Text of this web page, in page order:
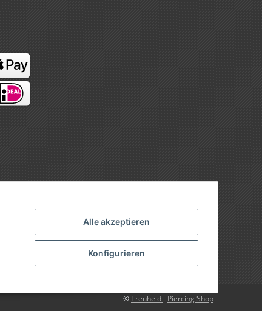
Alle akzeptieren
Konfigurieren
©Treuheld- Piercing Shop